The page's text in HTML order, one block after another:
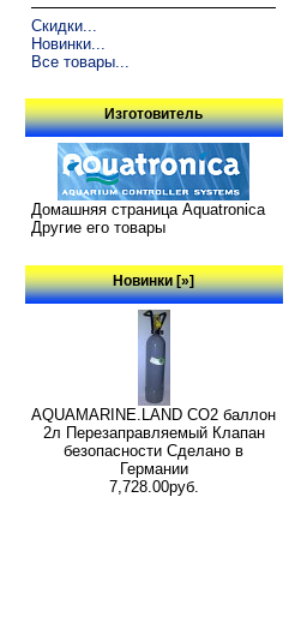
Скидки...
Новинки...
Все товары...
Изготовитель
Домашняя страница Aquatronica
Другие его товары
Новинки [»]
AQUAMARINE.LAND CO2 баллон
2л Перезаправляемый Клапан
безопасности Сделано в
Германии
7,728.00руб.